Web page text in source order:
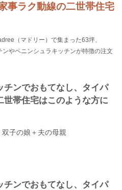
事ラク動線の二世帯住宅
（マドリー）で集まった63坪、
やペニンシュラキッチンが特徴の注文
チンでおもてなし、タイパ
世帯住宅はこのような方に
双子の娘＋夫の母親
チンでおもてなし、タイパ